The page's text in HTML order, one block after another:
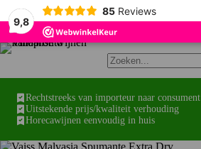
9,8
85 Reviews
Ga
Rechtstreeks van importeur naar consument
Uitstekende prijs/kwaliteit verhouding
Horecawijnen eenvoudig in huis